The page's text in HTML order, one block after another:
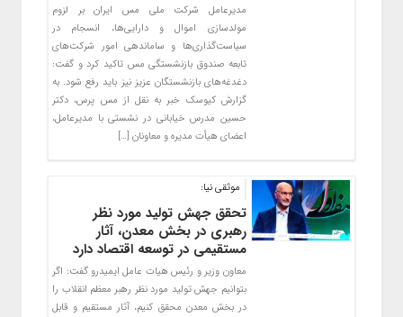
مدیرعامل شرکت ملی مس ایران بر لزوم
مولدسازی اموال و دارایی‌ها، انسجام در
سیاست‌گذاری‌ها و ساماندهی امور شرکت‌های
تابعه صندوق بازنشستگی مس تاکید کرد و گفت:
دغدغه‌های‌ بازنشستگان عزیز نیز باید رفع شود. به
گزارش کیوسک خبر به نقل از مس پرس، دکتر
حسین مدرس خیابانی در نشستی با مدیرعامل،
اعضای هیأت مدیره و معاونان […]
​موثقی نیا:
تحقق جهش تولید مورد نظر
رهبری در بخش معدن، آثار
مستقیمی در توسعه اقتصاد دارد
معاون وزیر و رئیس هیات عامل ایمیدرو گفت: اگر
بتوانیم جهش تولید مورد نظر رهبر معظم انقلاب را
در بخش معدن محقق کنیم، آثار مستقیم و قابل